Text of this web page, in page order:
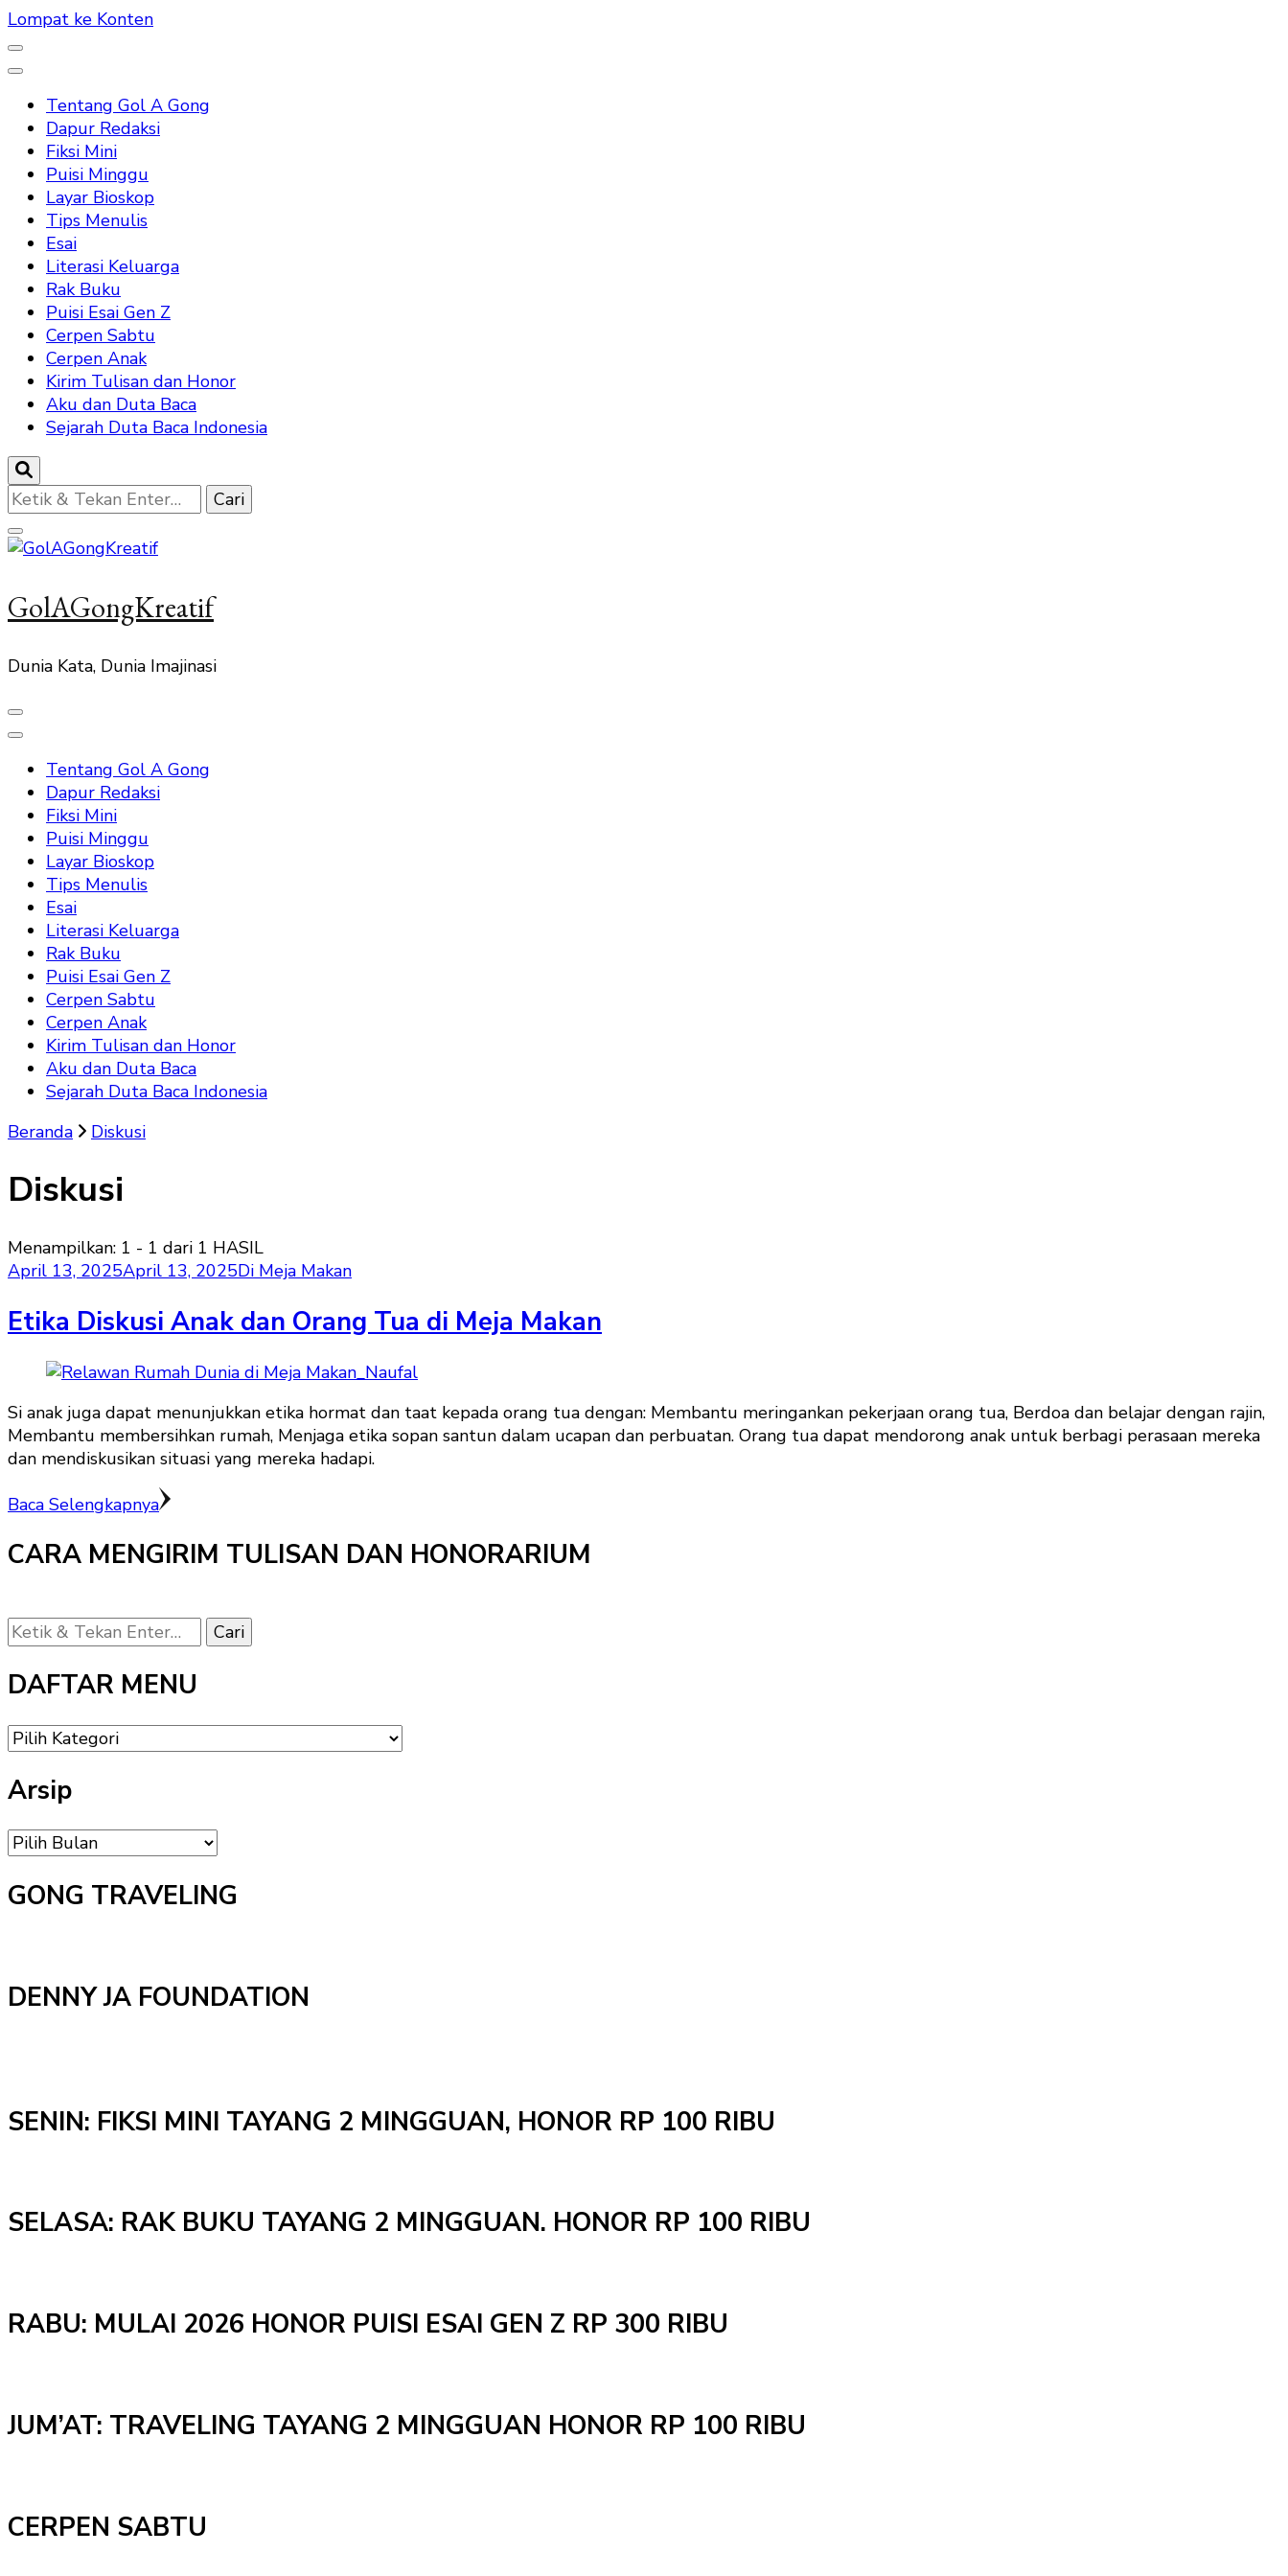
Lompat ke Konten
Tentang Gol A Gong
Dapur Redaksi
Fiksi Mini
Puisi Minggu
Layar Bioskop
Tips Menulis
Esai
Literasi Keluarga
Rak Buku
Puisi Esai Gen Z
Cerpen Sabtu
Cerpen Anak
Kirim Tulisan dan Honor
Aku dan Duta Baca
Sejarah Duta Baca Indonesia
Mencari
Sesuatu?
GolAGongKreatif
Dunia Kata, Dunia Imajinasi
Tentang Gol A Gong
Dapur Redaksi
Fiksi Mini
Puisi Minggu
Layar Bioskop
Tips Menulis
Esai
Literasi Keluarga
Rak Buku
Puisi Esai Gen Z
Cerpen Sabtu
Cerpen Anak
Kirim Tulisan dan Honor
Aku dan Duta Baca
Sejarah Duta Baca Indonesia
Beranda
Diskusi
Diskusi
Menampilkan: 1 - 1 dari 1 HASIL
April 13, 2025April 13, 2025Di Meja Makan
Etika Diskusi Anak dan Orang Tua di Meja Makan
Si anak juga dapat menunjukkan etika hormat dan taat kepada orang tua dengan: Membantu meringankan pekerjaan orang tua, Berdoa dan belajar dengan rajin,
Membantu membersihkan rumah, Menjaga etika sopan santun dalam ucapan dan perbuatan. Orang tua dapat mendorong anak untuk berbagi perasaan mereka
dan mendiskusikan situasi yang mereka hadapi.
Baca Selengkapnya
CARA MENGIRIM TULISAN DAN HONORARIUM
Mencari
Sesuatu?
DAFTAR MENU
DAFTAR
MENU
Arsip
Arsip
GONG TRAVELING
DENNY JA FOUNDATION
SENIN: FIKSI MINI TAYANG 2 MINGGUAN, HONOR RP 100 RIBU
SELASA: RAK BUKU TAYANG 2 MINGGUAN. HONOR RP 100 RIBU
RABU: MULAI 2026 HONOR PUISI ESAI GEN Z RP 300 RIBU
JUM’AT: TRAVELING TAYANG 2 MINGGUAN HONOR RP 100 RIBU
CERPEN SABTU